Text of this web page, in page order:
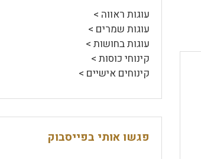
עוגות ראווה >
עוגות שמרים >
עוגות בחושות >
קינוחי כוסות >
קינוחים אישיים >
פגשו אותי בפייסבוק